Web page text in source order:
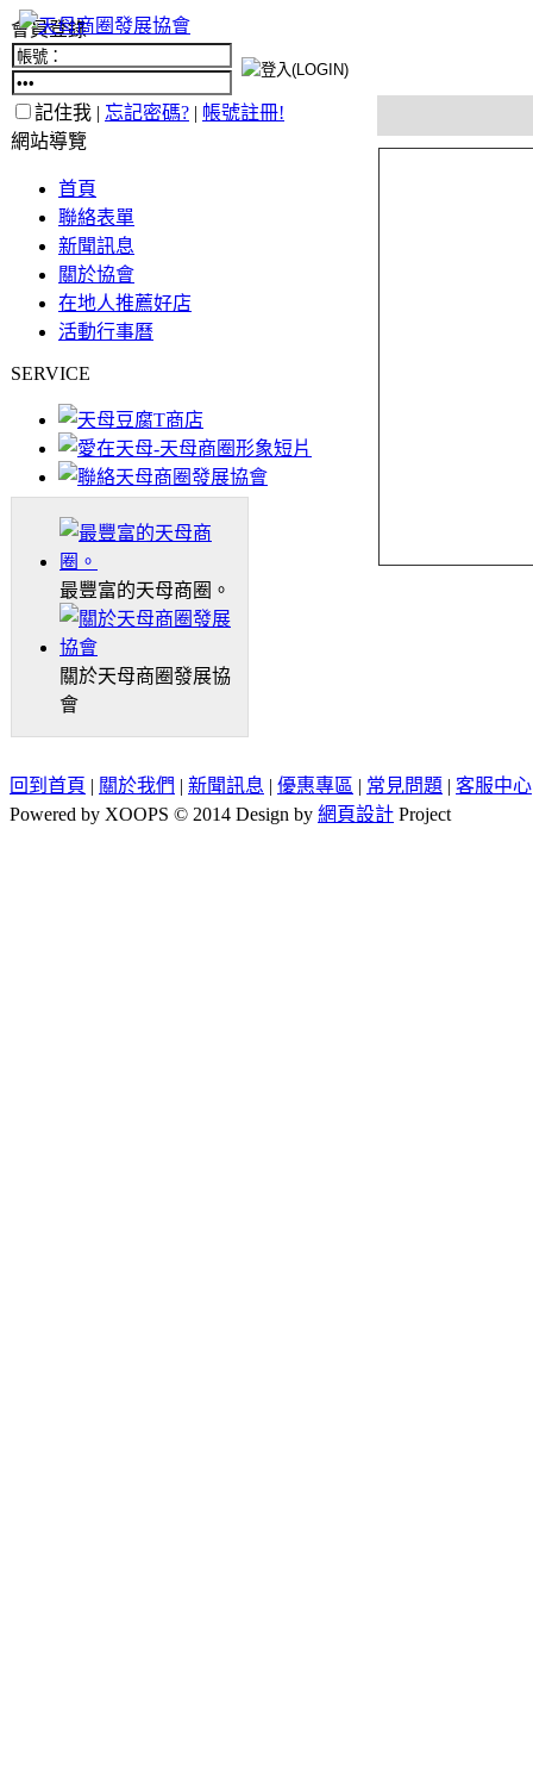
會員登錄
記住我 | 忘記密碼? | 帳號註冊!
網站導覽
首頁
聯絡表單
新聞訊息
關於協會
在地人推薦好店
活動行事曆
SERVICE
最豐富的天母商圈。
關於天母商圈發展協
會
回到首頁 | 關於我們 | 新聞訊息 | 優惠專區 | 常見問題 | 客服中心
Powered by XOOPS © 2014 Design by 網頁設計 Project